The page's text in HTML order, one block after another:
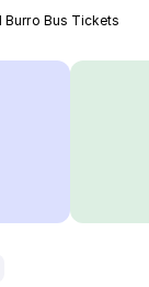
Burro Bus Tickets